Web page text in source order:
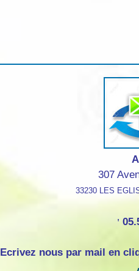
307
33230 LES
'
Ecrivez nous par mail en